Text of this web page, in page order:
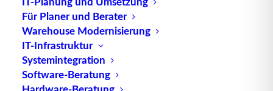
Für Planer und Berater
Warehouse Modernisierung
IT-Infrastruktur
Systemintegration
Software-Beratung
umfassen:
1. **Transponder und Tags:** Diese kleinen
elektronischen Geräte werden an Fahrzeugen
angebracht und enthalten eindeutige